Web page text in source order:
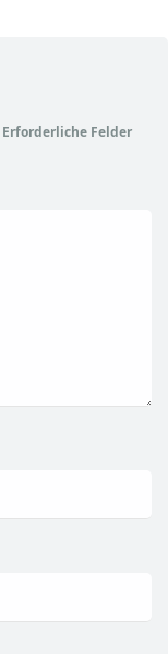
Erforderliche Felder